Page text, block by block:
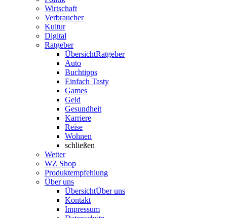
Wirtschaft
Verbraucher
Kultur
Digital
Ratgeber
ÜbersichtRatgeber
Auto
Buchtipps
Einfach Tasty
Games
Geld
Gesundheit
Karriere
Reise
Wohnen
schließen
Wetter
WZ Shop
Produktempfehlung
Über uns
ÜbersichtÜber uns
Kontakt
Impressum